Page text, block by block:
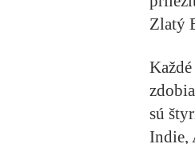
Zlatý
sú
Indie,